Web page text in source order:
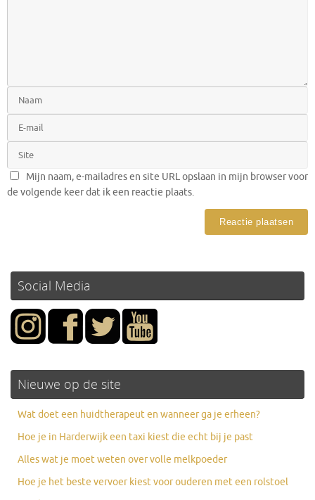
Mijn naam, e-mailadres en site URL opslaan in mijn browser voor
de volgende keer dat ik een reactie plaats.
Social Media
Nieuwe op de site
Wat doet een huidtherapeut en wanneer ga je erheen?
Hoe je in Harderwijk een taxi kiest die echt bij je past
Alles wat je moet weten over volle melkpoeder
Hoe je het beste vervoer kiest voor ouderen met een rolstoel